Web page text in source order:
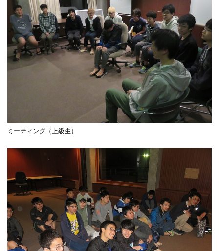
ミーティング（上級生）